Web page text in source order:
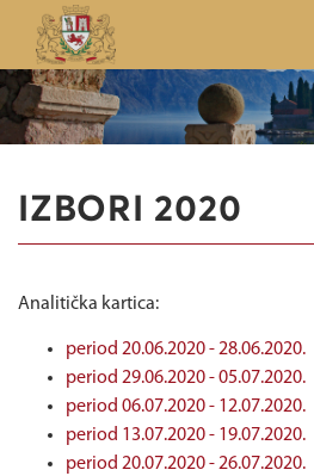
IZBORI 2020
Analitička kartica:
period 20.06.2020 - 28.06.2020.
period 29.06.2020 - 05.07.2020.
period 06.07.2020 - 12.07.2020.
period 13.07.2020 - 19.07.2020.
period 20.07.2020 - 26.07.2020.